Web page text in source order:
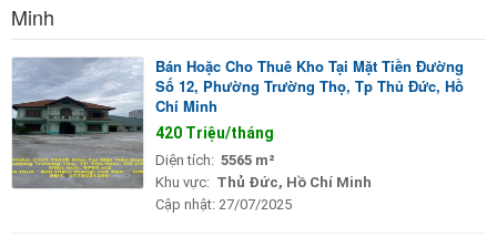
Minh
Bán Hoặc Cho Thuê Kho Tại Mặt Tiền Đường
Số 12, Phường Trường Thọ, Tp Thủ Đức, Hồ
Chí Minh
420 Triệu/tháng
Diện tích: 5565 m²
Khu vực: Thủ Đức, Hồ Chí Minh
Cập nhật: 27/07/2025